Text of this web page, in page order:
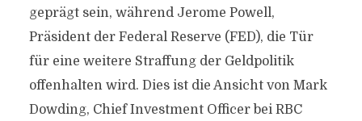
geprägt sein, während Jerome Powell,
Präsident der Federal Reserve (FED), die Tür
für eine weitere Straffung der Geldpolitik
offenhalten wird. Dies ist die Ansicht von Mark
Dowding, Chief Investment Officer bei RBC